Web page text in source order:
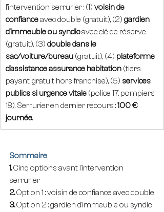
l'intervention serrurier : (1) voisin de
confiance avec double (gratuit), (2) gardien
d'immeuble ou syndic avec clé de réserve
(gratuit), (3) double dans le
sac/voiture/bureau (gratuit), (4) plateforme
d'assistance assurance habitation (tiers
payant, gratuit hors franchise), (5) services
publics si urgence vitale (police 17, pompiers
18). Serrurier en dernier recours : 100 €
journée.
Sommaire
1. Cinq options avant l'intervention
serrurier
2. Option 1 : voisin de confiance avec double
3. Option 2 : gardien d'immeuble ou syndic